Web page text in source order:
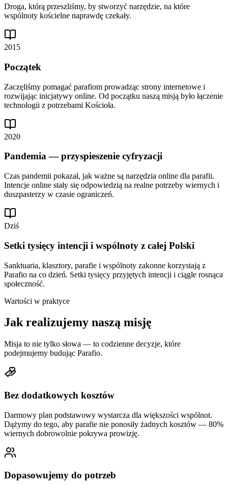
Droga, którą przeszliśmy, by stworzyć narzędzie, na które
wspólnoty kościelne naprawdę czekały.
2015
Początek
Zaczęliśmy pomagać parafiom prowadząc strony internetowe i
rozwijając inicjatywy online. Od początku naszą misją było łączenie
technologii z potrzebami Kościoła.
2020
Pandemia — przyspieszenie cyfryzacji
Czas pandemii pokazał, jak ważne są narzędzia online dla parafii.
Intencje online stały się odpowiedzią na realne potrzeby wiernych i
duszpasterzy w czasie ograniczeń.
Dziś
Setki tysięcy intencji i wspólnoty z całej Polski
Sanktuaria, klasztory, parafie i wspólnoty zakonne korzystają z
Parafio na co dzień. Setki tysięcy przyjętych intencji i ciągle rosnąca
społeczność.
Wartości w praktyce
Jak realizujemy naszą misję
Misja to nie tylko słowa — to codzienne decyzje, które
podejmujemy budując Parafio.
Bez dodatkowych kosztów
Darmowy plan podstawowy wystarcza dla większości wspólnot.
Dążymy do tego, aby parafie nie ponosiły żadnych kosztów — 80%
wiernych dobrowolnie pokrywa prowizję.
Dopasowujemy do potrzeb